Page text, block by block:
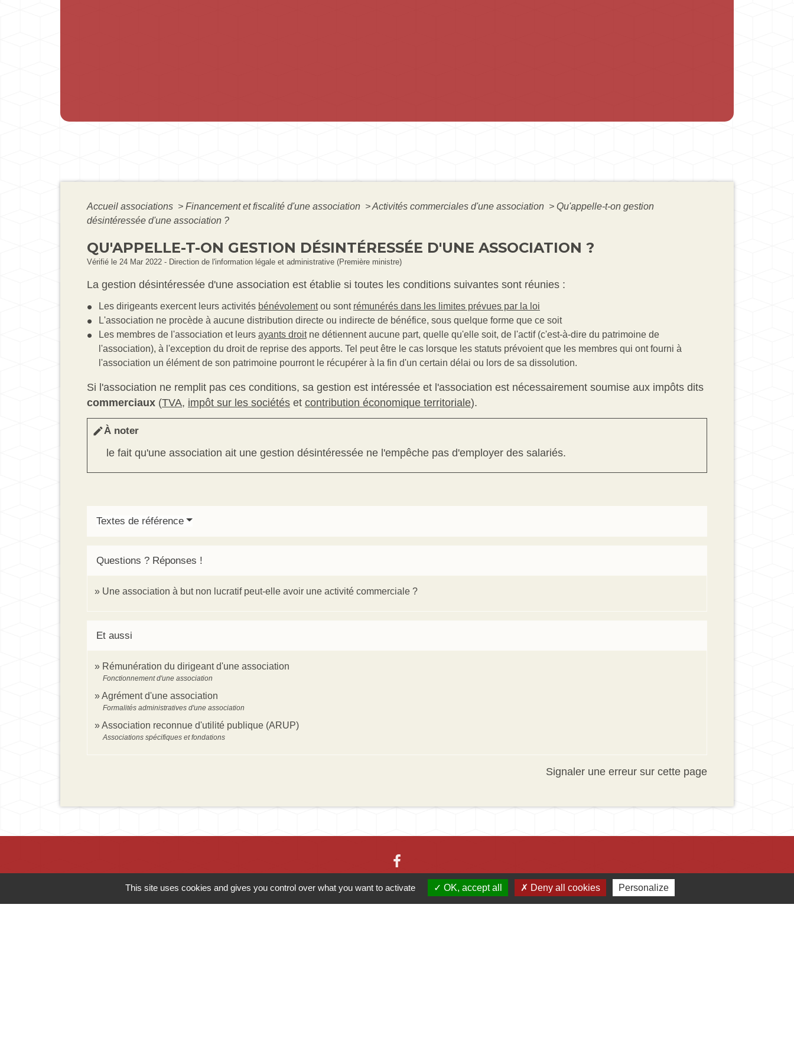
Accueil associations > Financement et fiscalité d'une association >Activités commerciales d'une association > Qu'appelle-t-on gestion
désintéressée d'une association ?
QU'APPELLE-T-ON GESTION DÉSINTÉRESSÉE D'UNE ASSOCIATION ?
Vérifié le 24 Mar 2022 - Direction de l'information légale et administrative (Première ministre)
La gestion désintéressée d'une association est établie si toutes les conditions suivantes sont réunies :
Les dirigeants exercent leurs activités bénévolementou sont rémunérés dans les limites prévues par la loi
L'association ne procède à aucune distribution directe ou indirecte de bénéfice, sous quelque forme que ce soit
Les membres de l'association et leurs ayants droitne détiennent aucune part, quelle qu'elle soit, de l'actif (c'est-à-dire du patrimoine de
l'association), à l'exception du droit de reprise des apports. Tel peut être le cas lorsque les statuts prévoient que les membres qui ont fourni à
l'association un élément de son patrimoine pourront le récupérer à la fin d'un certain délai ou lors de sa dissolution.
Si l'association ne remplit pas ces conditions, sa gestion est intéressée et l'association est nécessairement soumise aux impôts dits
commerciaux (TVA, impôt sur les sociétés et contribution économique territoriale).
editÀ noter
le fait qu'une association ait une gestion désintéressée ne l'empêche pas d'employer des salariés.
Textes de référence
Questions ? Réponses !
Une association à but non lucratif peut-elle avoir une activité commerciale ?
Et aussi
Rémunération du dirigeant d'une association
Fonctionnement d'une association
Agrément d'une association
Formalités administratives d'une association
Association reconnue d'utilité publique (ARUP)
Associations spécifiques et fondations
Signaler une erreur sur cette page
Contacts Jumelages
This site uses cookies and gives you control over what you want to activate OK, accept all Deny all cookies Personalize